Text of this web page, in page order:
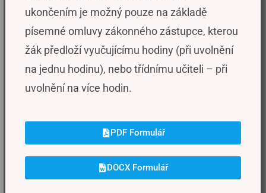
ukončením je možný pouze na základě
písemné omluvy zákonného zástupce, kterou
žák předloží vyučujícímu hodiny (při uvolnění
na jednu hodinu), nebo třídnímu učiteli – při
uvolnění na více hodin.
PDF Formulář
DOCX Formulář